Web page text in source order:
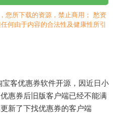
您所下载的资源，禁止商用； 愁资
何由于内容的合法性及健康性所引
客优惠券软件开源，因近日小
惠券后旧版客户端已经不能满
新了下找优惠券的客户端